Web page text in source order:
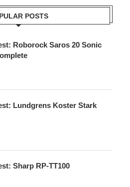
POSTS
Roborock Saros 20 Sonic
Lundgrens Koster Stark
Sharp RP-TT100